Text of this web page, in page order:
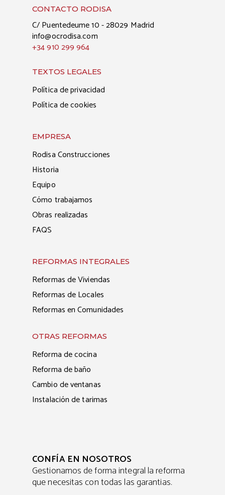
CONTACTO RODISA
C/ Puentedeume 10 - 28029 Madrid
info@ocrodisa.com
+34 910 299 964
TEXTOS LEGALES
Política de privacidad
Política de cookies
EMPRESA
Rodisa Construcciones
Historia
Equipo
Cómo trabajamos
Obras realizadas
FAQS
REFORMAS INTEGRALES
Reformas de Viviendas
Reformas de Locales
Reformas en Comunidades
OTRAS REFORMAS
Reforma de cocina
Reforma de baño
Cambio de ventanas
Instalación de tarimas
CONFÍA EN NOSOTROS
Gestionamos de forma integral la reforma
que necesitas con todas las garantias.